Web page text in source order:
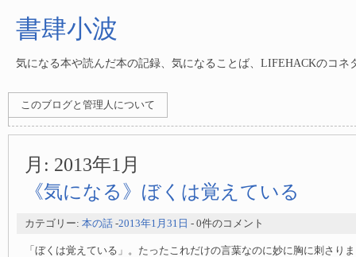
書肆小波
気になる本や読んだ本の記録、気になることば、LIFEHACKのコネ
このブログと管理人について
月: 2013年1月
《気になる》ぼくは覚えている
カテゴリー: 本の話 -2013年1月31日 - 0件のコメント
「ぼくは覚えている」。たったこれだけの言葉なのに妙に胸に刺さり